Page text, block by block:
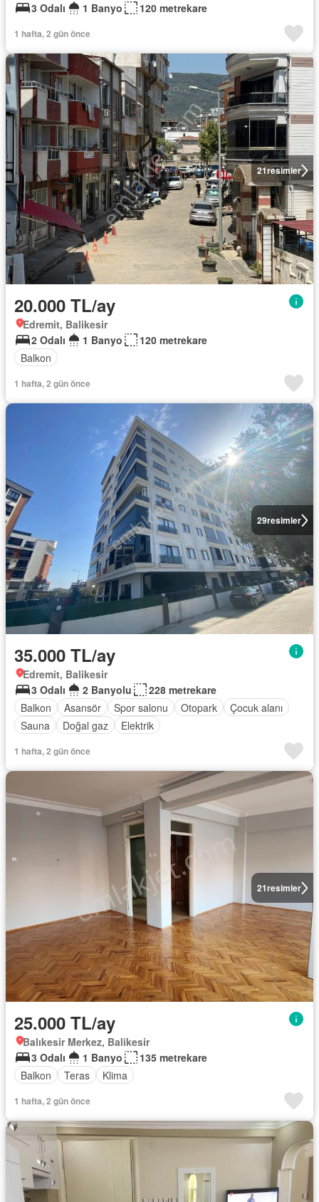
3 Odalı
1 Banyo 120 metrekare
1 hafta, 2 gün önce
21resimler
20.000 TL/ay
Edremit, Balikesir
2 Odalı
1 Banyo
120 metrekare
Balkon
1 hafta, 2 gün önce
29resimler
35.000 TL/ay
Edremit, Balikesir
3 Odalı
2 Banyolu
228 metrekare
Balkon
Asansör Spor salonu Otopark
Çocuk alanı
Sauna
Doğal gaz Elektrik
1 hafta, 2 gün önce
21resimler
25.000 TL/ay
Balıkesir Merkez, Balikesir
3 Odalı
1 Banyo
135 metrekare
Balkon
Teras Klima
1 hafta, 2 gün önce